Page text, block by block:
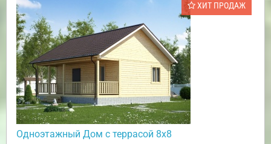
ХИТ ПРОДАЖ
Одноэтажный Дом с террасой 8х8